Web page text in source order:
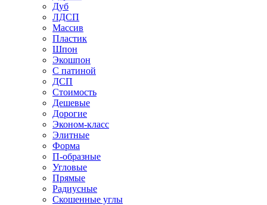
Дуб
ЛДСП
Массив
Пластик
Шпон
Экошпон
С патиной
ДСП
Стоимость
Дешевые
Дорогие
Эконом-класс
Элитные
Форма
П-образные
Угловые
Прямые
Радиусные
Скошенные углы